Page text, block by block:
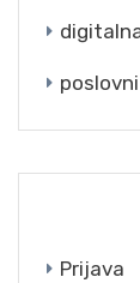
Prijava